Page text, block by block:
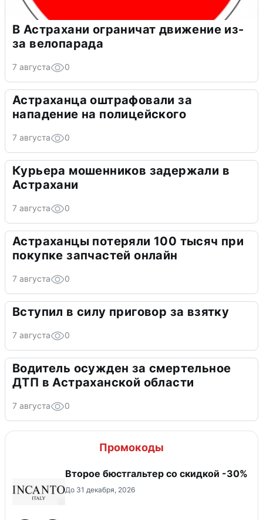
В Астрахани ограничат движение из-
за велопарада
7 августа 0
Астраханца оштрафовали за
нападение на полицейского
7 августа 0
Курьера мошенников задержали в
Астрахани
7 августа 0
Астраханцы потеряли 100 тысяч при
покупке запчастей онлайн
7 августа 0
Вступил в силу приговор за взятку
7 августа 0
Водитель осужден за смертельное
ДТП в Астраханской области
7 августа 0
Промокоды
Второе бюстгальтер со скидкой -30%
До 31 декабря, 2026